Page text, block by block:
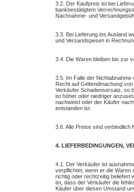
3.2. Der Kaufpreis ist bei
bankbestätigtem
Nachnahme- und
3.3. Bei Lieferung ins Ausland
und Versandspesen in
3.4. Die Waren bleiben bis zur
3.5. Im Falle der
Recht auf Geltendmachung
Verkäufer Schadensersatz, so
ist höher oder niedriger
nachweist oder der Käufer
entstanden ist.
3.6. Alle Preise sind verbindlich
4. LIEFERBEDINGUNGEN,
4.1. Der Verkäufer ist
verpflichtet, wenn er die Waren
richtig oder rechtzeitig beliefert
ist, dass der Verkäufer die
Käufer über diesen Umstand